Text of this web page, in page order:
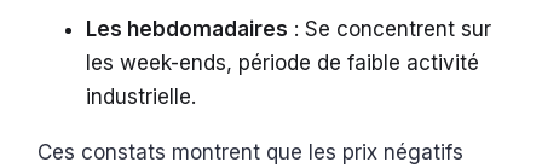
Les hebdomadaires : Se concentrent sur
les week-ends, période de faible activité
industrielle.
Ces constats montrent que les prix négatifs